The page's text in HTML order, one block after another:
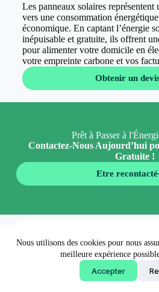
Nous utilisons des cookies pour nous
meilleure expérience
Accepter
Les panneaux solaires représentent
vers une consommation
économique. En captant l’énergie
inépuisable et gratuite, ils offrent
pour alimenter votre domicile en
votre empreinte carbone et vos
Obtenir un
Prêt à Passer à
Contactez-Nous Aujourd’hui
Gratuite !
Etre recontacté
Copyright © 2026 - EconormWay -